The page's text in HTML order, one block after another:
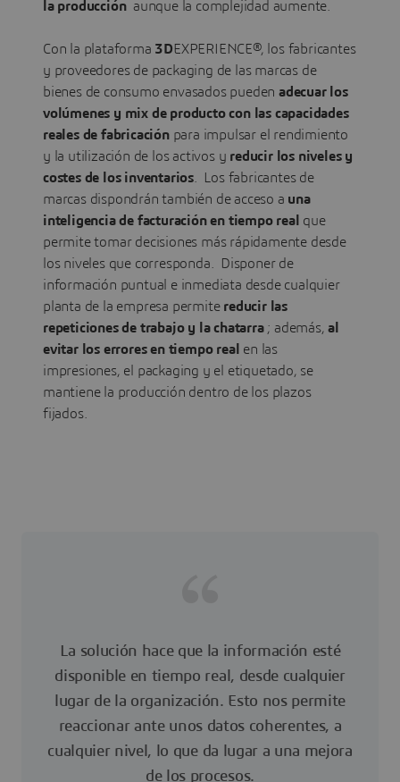
la producciónaunque la complejidad aumente.
Con la plataforma 3DEXPERIENCE®, los fabricantes
y proveedores de packaging de las marcas de
bienes de consumo envasados puedenadecuar los
volúmenes y mix de producto con las capacidades
reales de fabricaciónpara impulsar el rendimiento
y la utilización de los activos y reducir los niveles y
costes de los inventarios. Los fabricantes de
marcas dispondrán también de acceso a una
inteligencia de facturación en tiempo real que
permite tomar decisiones más rápidamente desde
los niveles que corresponda. Disponer de
información puntual e inmediata desde cualquier
planta de la empresa permitereducir las
repeticiones de trabajo y la chatarra; además,al
evitar los errores en tiempo real en las
impresiones, el packaging y el etiquetado, se
mantiene la producción dentro de los plazos
fijados.
La solución hace que la información esté
disponible en tiempo real, desde cualquier
lugar de la organización. Esto nos permite
reaccionar ante unos datos coherentes, a
cualquier nivel, lo que da lugar a una mejora
de los procesos.